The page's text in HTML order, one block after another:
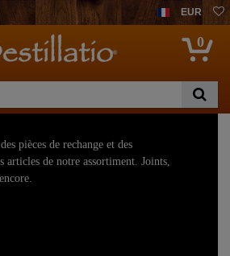
EUR
0
pièces de rechange et des
articles de notre assortiment. Joints,